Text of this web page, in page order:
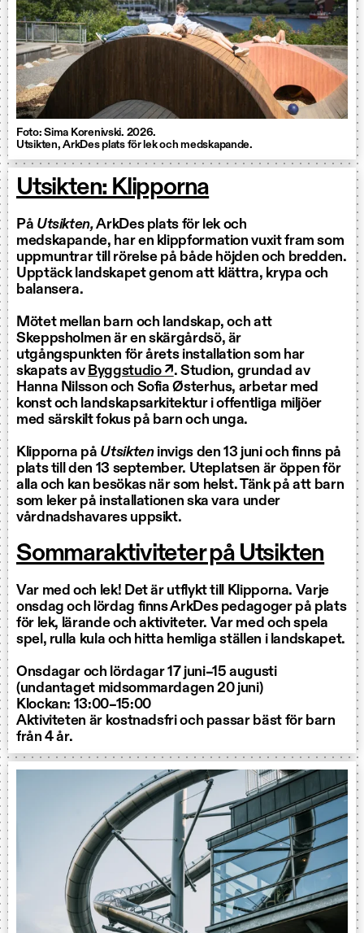
Foto: Sima Korenivski. 2026.
Utsikten, ArkDes plats för lek och medskapande.
Utsikten: Klipporna
På Utsikten,ArkDes plats för lek och
medskapande, har en klippformation vuxit fram som
uppmuntrar till rörelse på både höjden och bredden.
Upptäck landskapet genom att klättra, krypa och
balansera.
Mötet mellan barn och landskap, och att
Skeppsholmen är en skärgårdsö, är
utgångspunkten för årets installation som har
skapats av Byggstudio ↗. Studion, grundad av
Hanna Nilsson och Sofia Østerhus, arbetar med
konst och landskapsarkitektur i offentliga miljöer
med särskilt fokus på barn och unga.
Klipporna på Utsikteninvigs den 13 juni och finns på
plats till den 13 september. Uteplatsen är öppen för
alla och kan besökas när som helst. Tänk på att barn
som leker på installationen ska vara under
vårdnadshavares uppsikt.
Sommaraktiviteter på Utsikten
Var med och lek! Det är utflykt till Klipporna. Varje
onsdag och lördag finns ArkDes pedagoger på plats
för lek, lärande och aktiviteter. Var med och spela
spel, rulla kula och hitta hemliga ställen i landskapet.
Onsdagar och lördagar 17 juni–15 augusti
(undantaget midsommardagen 20 juni)
Klockan: 13:00–15:00
Aktiviteten är kostnadsfri och passar bäst för barn
från 4 år.